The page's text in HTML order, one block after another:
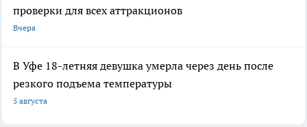
проверки для всех аттракционов
Вчера
В Уфе 18-летняя девушка умерла через день после
резкого подъема температуры
5 августа